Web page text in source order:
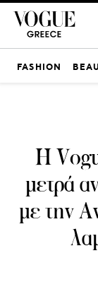
FASHION
Η
μετρά
με την